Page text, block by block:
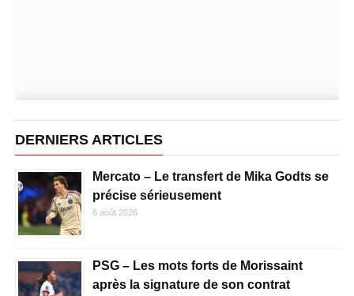
DERNIERS ARTICLES
Mercato – Le transfert de Mika Godts se
précise sérieusement
6 août 2026
PSG – Les mots forts de Morissaint
après la signature de son contrat